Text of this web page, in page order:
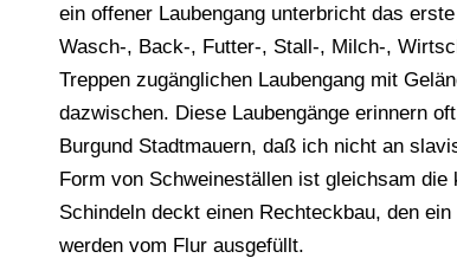
ein offener Laubengang unterbricht das
Wasch-, Back-, Futter-, Stall-, Milch-,
Treppen zugänglichen Laubengang mit
dazwischen. Diese Laubengänge erinnern
Burgund Stadtmauern, daß ich nicht an
Form von Schweineställen ist gleichsam
Schindeln deckt einen Rechteckbau, den
werden vom Flur ausgefüllt.